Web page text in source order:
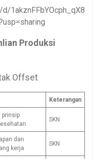
1akznFFbYOcph_qX8
Produksi
Offset
Keterangan
prinsip
SKN
dan
kerja
SKN